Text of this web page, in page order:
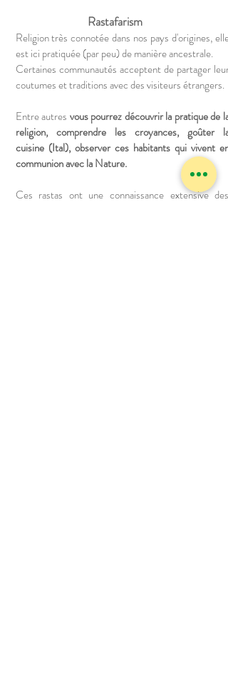
Religion très connotée dans nos pays d'origines, elle
est ici pratiquée (par peu) de manière ancestrale.
Certaines communautés acceptent de partager leur
coutumes et traditions avec des visiteurs étrangers.
Entre autres vous pourrez découvrir la pratique de la
religion, comprendre les croyances, goûter la
cuisine (Ital), observer ces habitants qui vivent en
communion avec la Nature.
Ces rastas ont une connaissance extensive des
Rastafarism